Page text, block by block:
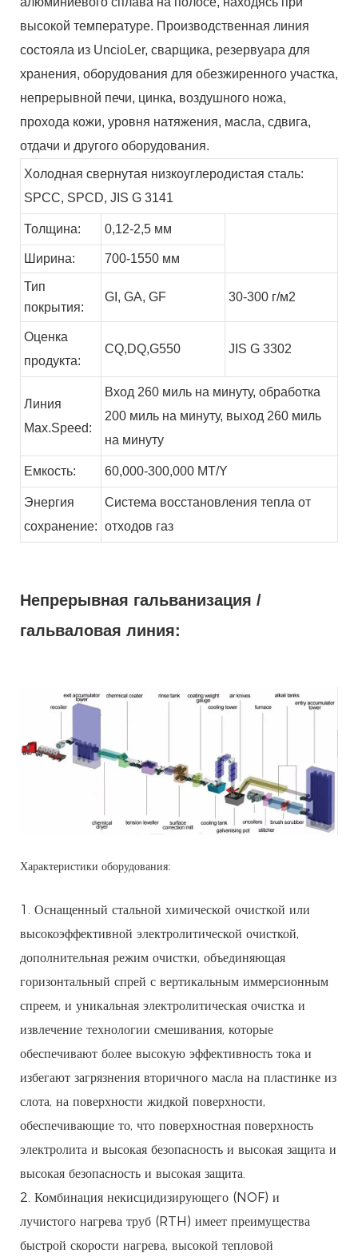
высокой температуре. Производственная линия
состояла из UncioLer, сварщика, резервуара для
хранения, оборудования для обезжиренного участка,
непрерывной печи, цинка, воздушного ножа,
прохода кожи, уровня натяжения, масла, сдвига,
отдачи и другого оборудования.
Холодная свернутая низкоуглеродистая сталь:
SPCC, SPCD, JIS G 3141
Толщина: 0,12-2,5 мм
Ширина: 700-1550 мм
Тип
покрытия:
GI, GA, GF 30-300 г/м2
Оценка
продукта:
CQ,DQ,G550 JIS G 3302
Линия
Max.Speed:
Вход 260 миль на минуту, обработка
200 миль на минуту, выход 260 миль
на минуту
Емкость: 60,000-300,000 MT/Y
Энергия
сохранение:
Система восстановления тепла от
отходов газ
Непрерывная гальванизация /
гальваловая линия:
Характеристики оборудования:
1. Оснащенный стальной химической очисткой или
высокоэффективной электролитической очисткой,
дополнительная режим очистки, объединяющая
горизонтальный спрей с вертикальным иммерсионным
спреем, и уникальная электролитическая очистка и
извлечение технологии смешивания, которые
обеспечивают более высокую эффективность тока и
избегают загрязнения вторичного масла на пластинке из
слота, на поверхности жидкой поверхности,
обеспечивающие то, что поверхностная поверхность
электролита и высокая безопасность и высокая защита и
высокая безопасность и высокая защита.
2. Комбинация некисцидизирующего (NOF) и
лучистого нагрева труб (RTH) имеет преимущества
быстрой скорости нагрева, высокой тепловой